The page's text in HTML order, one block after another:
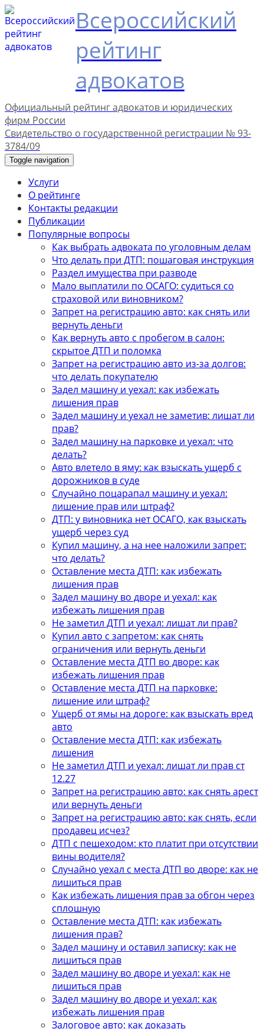
Всероссийский
рейтинг
адвокатов
Официальный рейтинг адвокатов и юридических
фирм России
Свидетельство о государственной регистрации № 93-
3784/09
Toggle navigation
Услуги
О рейтинге
Контакты редакции
Публикации
Популярные вопросы
Как выбрать адвоката по уголовным делам
Что делать при ДТП: пошаговая инструкция
Раздел имущества при разводе
Мало выплатили по ОСАГО: судиться со
страховой или виновником?
Запрет на регистрацию авто: как снять или
вернуть деньги
Как вернуть авто с пробегом в салон:
скрытое ДТП и поломка
Запрет на регистрацию авто из-за долгов:
что делать покупателю
Задел машину и уехал: как избежать
лишения прав
Задел машину и уехал не заметив: лишат ли
прав?
Задел машину на парковке и уехал: что
делать?
Авто влетело в яму: как взыскать ущерб с
дорожников в суде
Случайно поцарапал машину и уехал:
лишение прав или штраф?
ДТП: у виновника нет ОСАГО, как взыскать
ущерб через суд
Купил машину, а на нее наложили запрет:
что делать?
Оставление места ДТП: как избежать
лишения прав
Задел машину во дворе и уехал: как
избежать лишения прав
Не заметил ДТП и уехал: лишат ли прав?
Купил авто с запретом: как снять
ограничения или вернуть деньги
Оставление места ДТП во дворе: как
избежать лишения прав
Оставление места ДТП на парковке:
лишение или штраф?
Ущерб от ямы на дороге: как взыскать вред
авто
Оставление места ДТП: как избежать
лишения
Не заметил ДТП и уехал: лишат ли прав ст
12.27
Запрет на регистрацию авто: как снять арест
или вернуть деньги
Запрет на регистрацию авто: как снять, если
продавец исчез?
ДТП с пешеходом: кто платит при отсутствии
вины водителя?
Случайно уехал с места ДТП во дворе: как не
лишиться прав
Как избежать лишения прав за обгон через
сплошную
Оставление места ДТП: как избежать
лишения прав?
Задел машину и оставил записку: как не
лишиться прав
Задел машину во дворе и уехал: как не
лишиться прав
Задел машину во дворе и уехал: как
избежать лишения прав
Залоговое авто: как доказать